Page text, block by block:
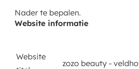
Nader te bepalen.
Website informatie
Website
zozo beauty -